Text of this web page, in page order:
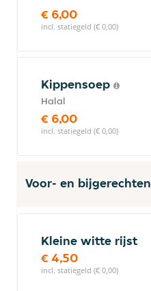
€ 6,00
incl. statiegeld (€ 0,00)
Kippensoep
Halal
€ 6,00
incl. statiegeld (€ 0,00)
Voor- en bijgerechten
Kleine witte rijst
€ 4,50
incl. statiegeld (€ 0,00)